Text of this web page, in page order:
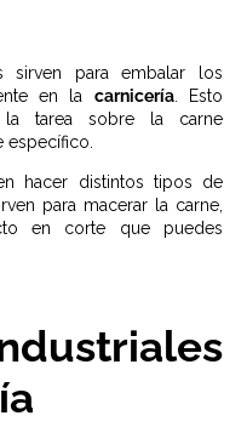
sirven para embalar los
en la carnicería. Esto
la tarea sobre la carne
específico.
hacer distintos tipos de
para macerar la carne,
en corte que puedes